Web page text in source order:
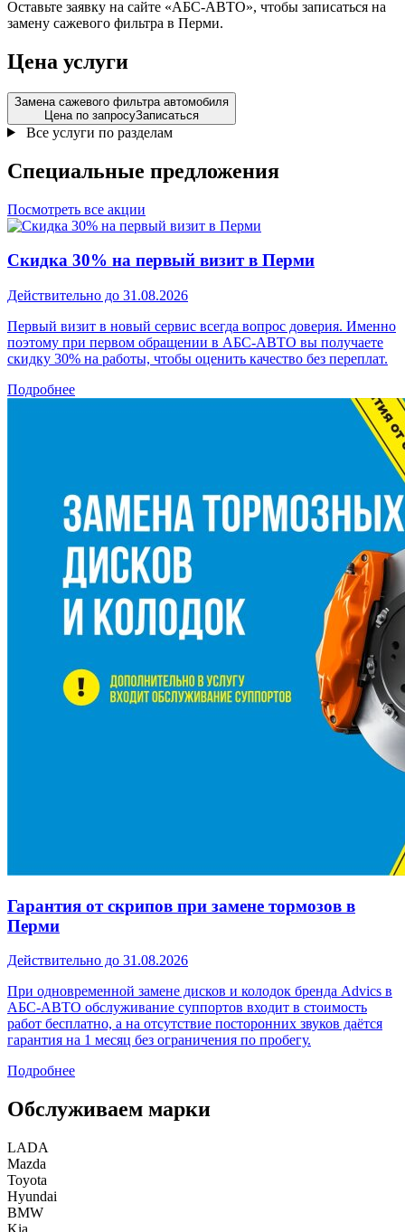
Оставьте заявку на сайте «АБС-АВТО», чтобы записаться на
замену сажевого фильтра в Перми.
Цена услуги
Замена сажевого фильтра автомобиля
Цена по запросуЗаписаться
Все услуги по разделам
Специальные предложения
Посмотреть все акции
Скидка 30% на первый визит в Перми
Действительно до 31.08.2026
Первый визит в новый сервис всегда вопрос доверия. Именно
поэтому при первом обращении в АБС-АВТО вы получаете
скидку 30% на работы, чтобы оценить качество без переплат.
Подробнее
Гарантия от скрипов при замене тормозов в
Перми
Действительно до 31.08.2026
При одновременной замене дисков и колодок бренда Advics в
АБС-АВТО обслуживание суппортов входит в стоимость
работ бесплатно, а на отсутствие посторонних звуков даётся
гарантия на 1 месяц без ограничения по пробегу.
Подробнее
Обслуживаем марки
LADA
Mazda
Toyota
Hyundai
BMW